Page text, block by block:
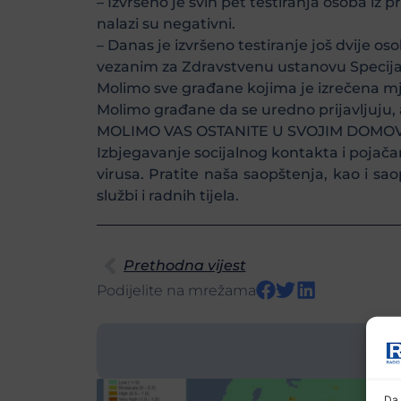
nalazi su negativni.
– Danas je izvršeno testiranje još dvije
vezanim za Zdravstvenu ustanovu
Molimo sve građane kojima je izrečena
Molimo građane da se uredno
MOLIMO VAS OSTANITE U SVOJIM
Izbjegavanje socijalnog kontakta i
virusa. Pratite naša saopštenja, kao i
službi i radnih tijela.
Prethodna vijest
Podijelite na mrežama